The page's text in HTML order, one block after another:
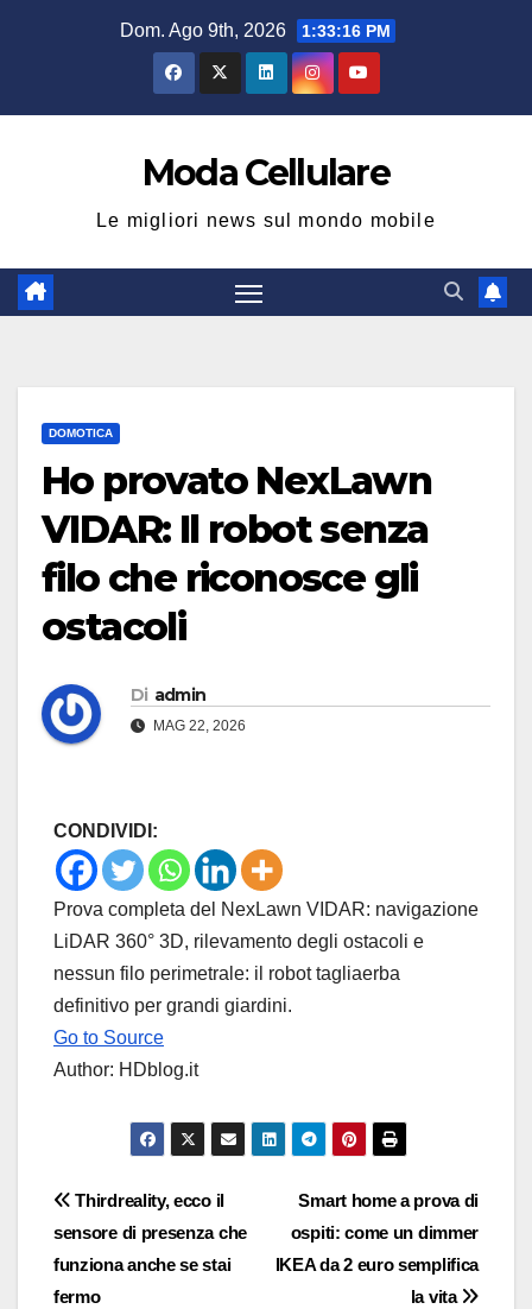
Dom. Ago 9th, 2026 1:33:17 PM
Moda Cellulare
Le migliori news sul mondo mobile
DOMOTICA
Ho provato NexLawn
VIDAR: Il robot senza
filo che riconosce gli
ostacoli
Di admin
MAG 22, 2026
CONDIVIDI:
Prova completa del NexLawn VIDAR: navigazione
LiDAR 360° 3D, rilevamento degli ostacoli e
nessun filo perimetrale: il robot tagliaerba
definitivo per grandi giardini.
Go to Source
Author: HDblog.it
Navigazione
articoli
Smart home a prova di
ospiti: come un dimmer
IKEA da 2 euro semplifica
la vita
Thirdreality, ecco il
sensore di presenza che
funziona anche se stai
fermo